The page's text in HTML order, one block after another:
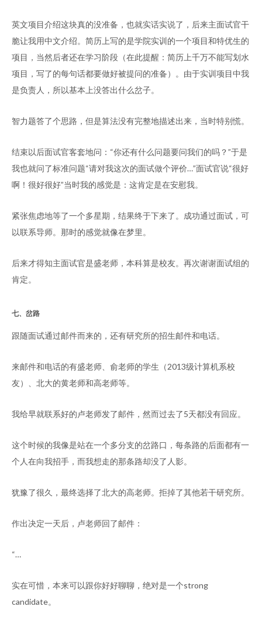
英文项目介绍这块真的没准备，也就实话实说了，后来主面试官干
脆让我用中文介绍。简历上写的是学院实训的一个项目和特优生的
项目，当然后者还在学习阶段（在此提醒：简历上千万不能写划水
项目，写了的每句话都要做好被提问的准备）。由于实训项目中我
是负责人，所以基本上没答出什么岔子。
智力题答了个思路，但是算法没有完整地描述出来，当时特别慌。
结束以后面试官客套地问：“你还有什么问题要问我们的吗？”于是
我也就问了标准问题“请对我这次的面试做个评价…”面试官说“很好
啊！很好很好”当时我的感觉是：这肯定是在安慰我。
紧张焦虑地等了一个多星期，结果终于下来了。成功通过面试，可
以联系导师。那时的感觉就像在梦里。
后来才得知主面试官是盛老师，本科算是校友。再次谢谢面试组的
肯定。
七、岔路
跟随面试通过邮件而来的，还有研究所的招生邮件和电话。
来邮件和电话的有盛老师、俞老师的学生（2013级计算机系校
友）、北大的黄老师和高老师等。
我给早就联系好的卢老师发了邮件，然而过去了5天都没有回应。
这个时候的我像是站在一个多分支的岔路口，每条路的后面都有一
个人在向我招手，而我想走的那条路却没了人影。
犹豫了很久，最终选择了北大的高老师。拒掉了其他若干研究所。
作出决定一天后，卢老师回了邮件：
“…
实在可惜，本来可以跟你好好聊聊，绝对是一个strong
candidate。